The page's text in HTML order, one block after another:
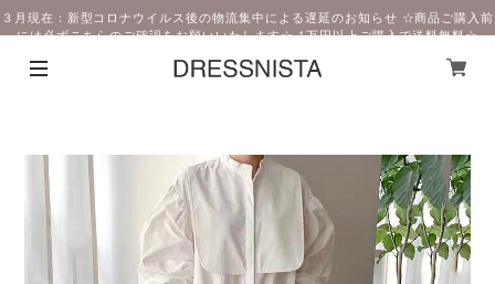
３月現在：新型コロナウイルス後の物流集中による遅延のお知らせ ☆商品ご購入前
には必ずこちらのご確認をお願いいたします☆ 1万円以上ご購入で送料無料☆